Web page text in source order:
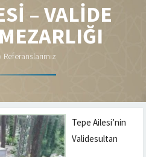
– VALIDE
Referanslarımız
Tepe Ailesi’nin
Validesultan